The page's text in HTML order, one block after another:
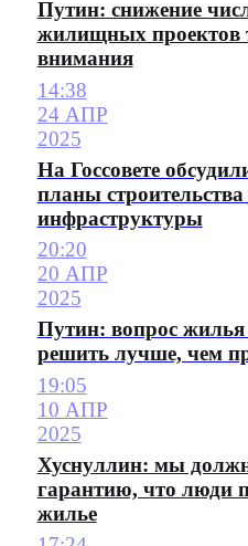
Путин: снижение
жилищных проектов
внимания
14:38
24 АПР
2025
На Госсовете
планы
инфраструктуры
20:20
20 АПР
2025
Путин: вопрос жилья
решить лучше, чем
19:05
10 АПР
2025
Хуснуллин: мы
гарантию, что люди
жилье